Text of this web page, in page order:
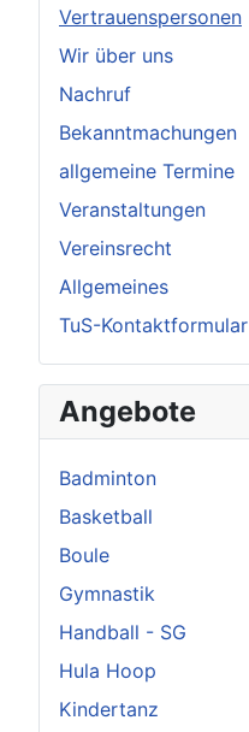
Vertrauenspersonen
Wir über uns
Nachruf
Bekanntmachungen
allgemeine Termine
Veranstaltungen
Vereinsrecht
Allgemeines
TuS-Kontaktformular
Angebote
Badminton
Basketball
Boule
Gymnastik
Handball - SG
Hula Hoop
Kindertanz